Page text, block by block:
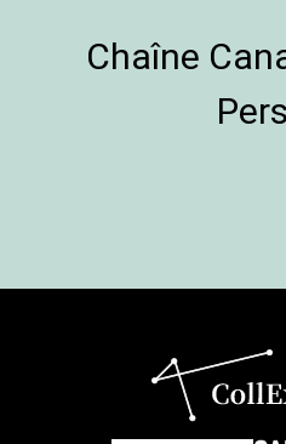
Chaîne